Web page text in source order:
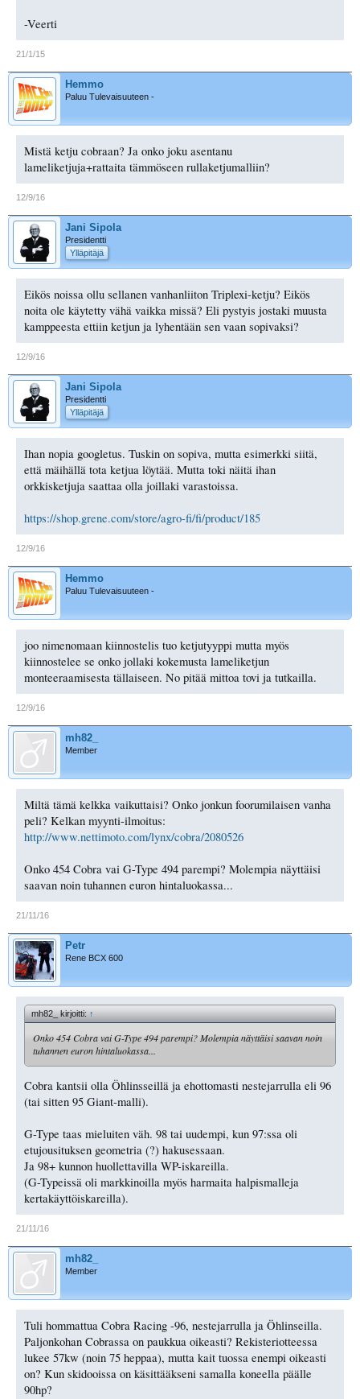
-Veerti
21/1/15
Hemmo
Paluu Tulevaisuuteen -
Mistä ketju cobraan? Ja onko joku asentanu
lameliketjuja+rattaita tämmöseen rullaketjumalliin?
12/9/16
Jani Sipola
Presidentti
Ylläpitäjä
Eikös noissa ollu sellanen vanhanliiton Triplexi-ketju? Eikös
noita ole käytetty vähä vaikka missä? Eli pystyis jostaki muusta
kamppeesta ettiin ketjun ja lyhentään sen vaan sopivaksi?
12/9/16
Jani Sipola
Presidentti
Ylläpitäjä
Ihan nopia googletus. Tuskin on sopiva, mutta esimerkki siitä,
että mäihällä tota ketjua löytää. Mutta toki näitä ihan
orkkisketjuja saattaa olla joillaki varastoissa.
https://shop.grene.com/store/agro-fi/fi/product/185
12/9/16
Hemmo
Paluu Tulevaisuuteen -
joo nimenomaan kiinnostelis tuo ketjutyyppi mutta myös
kiinnostelee se onko jollaki kokemusta lameliketjun
monteeraamisesta tällaiseen. No pitää mittoa tovi ja tutkailla.
12/9/16
mh82_
Member
Miltä tämä kelkka vaikuttaisi? Onko jonkun foorumilaisen vanha
peli? Kelkan myynti-ilmoitus:
http://www.nettimoto.com/lynx/cobra/2080526
Onko 454 Cobra vai G-Type 494 parempi? Molempia näyttäisi
saavan noin tuhannen euron hintaluokassa...
21/11/16
Petr
Rene BCX 600
mh82_ kirjoitti:↑
Onko 454 Cobra vai G-Type 494 parempi? Molempia näyttäisi saavan noin
tuhannen euron hintaluokassa...
Cobra kantsii olla Öhlinsseillä ja ehottomasti nestejarrulla eli 96
(tai sitten 95 Giant-malli).
G-Type taas mieluiten väh. 98 tai uudempi, kun 97:ssa oli
etujousituksen geometria (?) hakusessaan.
Ja 98+ kunnon huollettavilla WP-iskareilla.
(G-Typeissä oli markkinoilla myös harmaita halpismalleja
kertakäyttöiskareilla).
21/11/16
mh82_
Member
Tuli hommattua Cobra Racing -96, nestejarrulla ja Öhlinseilla.
Paljonkohan Cobrassa on paukkua oikeasti? Rekisteriotteessa
lukee 57kw (noin 75 heppaa), mutta kait tuossa enempi oikeasti
on? Kun skidooissa on käsittääkseni samalla koneella päälle
90hp?